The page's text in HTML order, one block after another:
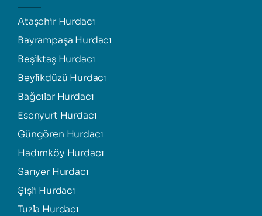
Ataşehir Hurdacı
Bayrampaşa Hurdacı
Beşiktaş Hurdacı
Beylikdüzü Hurdacı
Bağcılar Hurdacı
Esenyurt Hurdacı
Güngören Hurdacı
Hadımköy Hurdacı
Sarıyer Hurdacı
Şişli Hurdacı
Tuzla Hurdacı